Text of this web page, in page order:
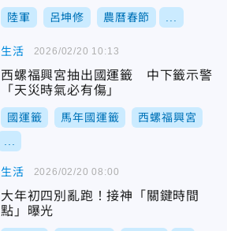
陸軍 呂坤修 農曆春節
生活
西螺福興宮抽出國運籤 中下籤示警
「天災時氣必有傷」
國運籤 馬年國運籤 西螺福興宮
2026/02/20 10:13
生活
大年初四別亂跑！接神「關鍵時間
點」曝光
2026/02/20 08:00